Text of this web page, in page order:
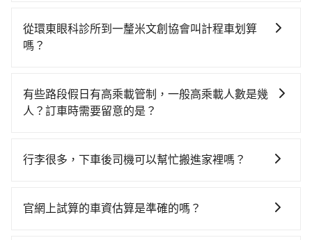
接著在站內購買高鐵票、通過閘口、並在月台上等待列
車的到來，大概又過了15分鐘，再乘坐16~22分鐘（平
搭上小黃後約花17分鐘、車費300元後，抵達一釐米文
創協會 (台北市松山區) 的目的地。全程加上轉車時間共1
每人平均花費約240元，費時44分鐘。選擇搭乘高鐵而
約tripool！如果你是三人以下要乘車，也可參考tripool
對的時間彈性，在北北基桃竹有提供甲地乙還的iRent應
該適合你。註冊完iRent的app後，可以每小時
的花費預估為$300~400，雖已將eTag和可能的每小時
40元路邊停車費用預估進去，但額外的汽車保險與可能
的車款，如果人數超過四位，更是沒有較大的七人座或
凹的車門仍未被修理，每一次租車都好像在開樂透一
從環東眼科診所到一釐米文創協會叫計程車划算
嗎？
灣大車隊、Uber、Line Taxi、Yoxi等，如果在路邊攔不
到車，也可考慮打電話至環東眼科診所附近的計程車
改選tripool的專車服務可再更便宜。綜合以上，無論在
有些路段假日有高乘載管制，一般高乘載人數是幾
人？訂車時需要留意的是？
道路安全，政府會實施高乘載管制，限制只有符合以下
有身心障礙證明、記者證或「高速公路高乘載管制」通
行李很多，下車後司機可以幫忙搬進家裡嗎？
供將行李搬進家裡的服務，請見諒。」
官網上試算的車資估算是準確的嗎？